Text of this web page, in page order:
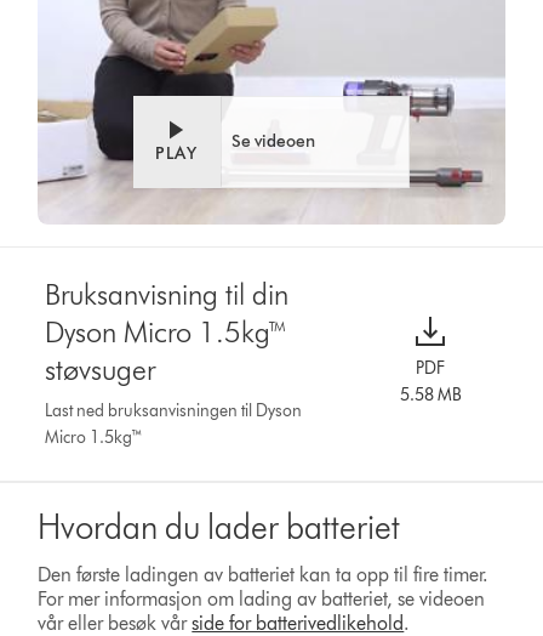
PLAY
Se videoen
Bruksanvisning til din
Dyson Micro 1.5kg™
støvsuger
Last ned bruksanvisningen til Dyson
Micro 1.5kg™
PDF
5.58 MB
Hvordan du lader batteriet
Den første ladingen av batteriet kan ta opp til fire timer.
For mer informasjon om lading av batteriet, se videoen
vår eller besøk vårside for batterivedlikehold.